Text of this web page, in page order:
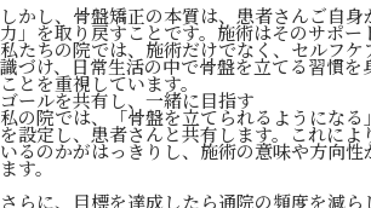
しかし、骨盤矯正の本質は、患者さんご自身
力」を取り戻すことです。施術はそのサポー
私たちの院では、施術だけでなく、セルフ
識づけ、日常生活の中で骨盤を立てる習慣を
ことを重視しています。
ゴールを共有し、一緒に目指す
私の院では、「骨盤を立てられるようにな
を設定し、患者さんと共有します。これに
いるのかがはっきりし、施術の意味や方向性
ます。
さらに、目標を達成したら通院の頻度を減